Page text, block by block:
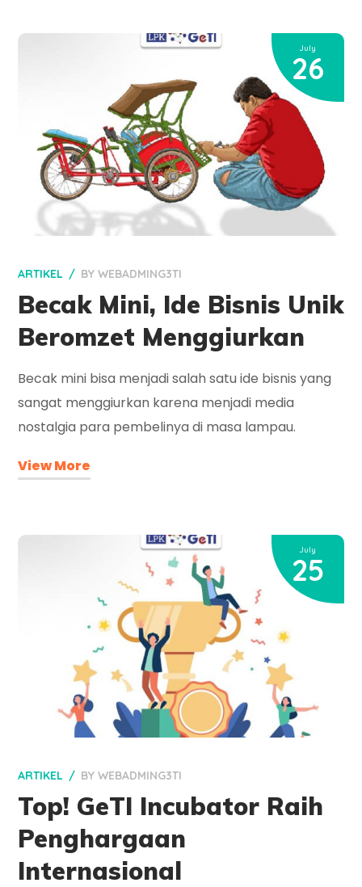
July
26
ARTIKEL BYWEBADMING3TI
Becak Mini, Ide Bisnis Unik
Beromzet Menggiurkan
Becak mini bisa menjadi salah satu ide bisnis yang
sangat menggiurkan karena menjadi media
nostalgia para pembelinya di masa lampau.
View More
July
25
ARTIKEL BYWEBADMING3TI
Top! GeTI Incubator Raih
Penghargaan
Internasional